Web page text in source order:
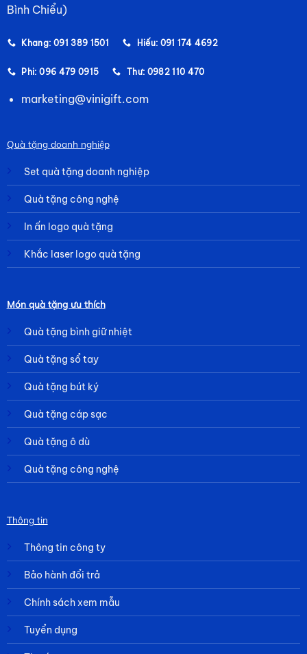
Bình Chiểu)
Khang: 091 389 1501 Hiếu: 091 174 4692
Phi: 096 479 0915 Thư: 0982 110 470
marketing@vinigift.com
Quà tặng doanh nghiệp
Set quà tặng doanh nghiệp
Quà tặng công nghệ
In ấn logo quà tặng
Khắc laser logo quà tặng
Món quà tặng ưu thích
Quà tặng bình giữ nhiệt
Quà tặng sổ tay
Quà tặng bút ký
Quà tặng cáp sạc
Quà tặng ô dù
Quà tặng công nghệ
Thông tin
Thông tin công ty
Bảo hành đổi trả
Chính sách xem mẫu
Tuyển dụng